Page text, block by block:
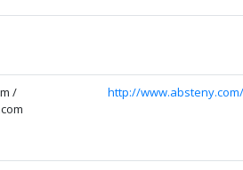
/
http://www.absteny.com/